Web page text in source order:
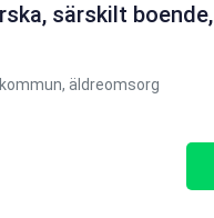
särskilt boende,
äldreomsorg